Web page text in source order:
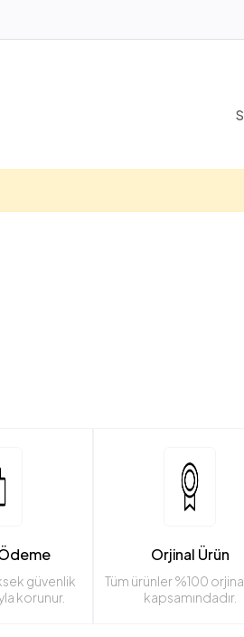
güvenlik
korunur.
Orjinal Ürün
Tüm ürünler %100
kapsamındadır.